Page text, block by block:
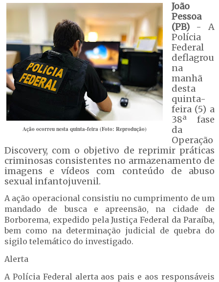
Ação ocorreu nesta quinta-feira (Foto: Reprodução)
João
Pessoa
(PB)- A
Polícia
Federal
deflagrou
na
manhã
desta
quinta-
feira (5) a
38ª fase
da
Operação
Discovery, com o objetivo de reprimir práticas
criminosas consistentes no armazenamento de
imagens e vídeos com conteúdo de abuso
sexual infantojuvenil.
A ação operacional consistiu no cumprimento de um
mandado de busca e apreensão, na cidade de
Borborema, expedido pela Justiça Federal da Paraíba,
bem como na determinação judicial de quebra do
sigilo telemático do investigado.
Alerta
A Polícia Federal alerta aos pais e aos responsáveis